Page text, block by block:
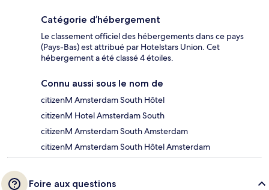
Catégorie d’hébergement
Le classement officiel des hébergements dans ce pays
(Pays-Bas) est attribué par Hotelstars Union. Cet
hébergement a été classé 4 étoiles.
Connu aussi sous le nom de
citizenM Amsterdam South Hôtel
citizenM Hotel Amsterdam South
citizenM Amsterdam South Amsterdam
citizenM Amsterdam South Hôtel Amsterdam
Foire aux questions